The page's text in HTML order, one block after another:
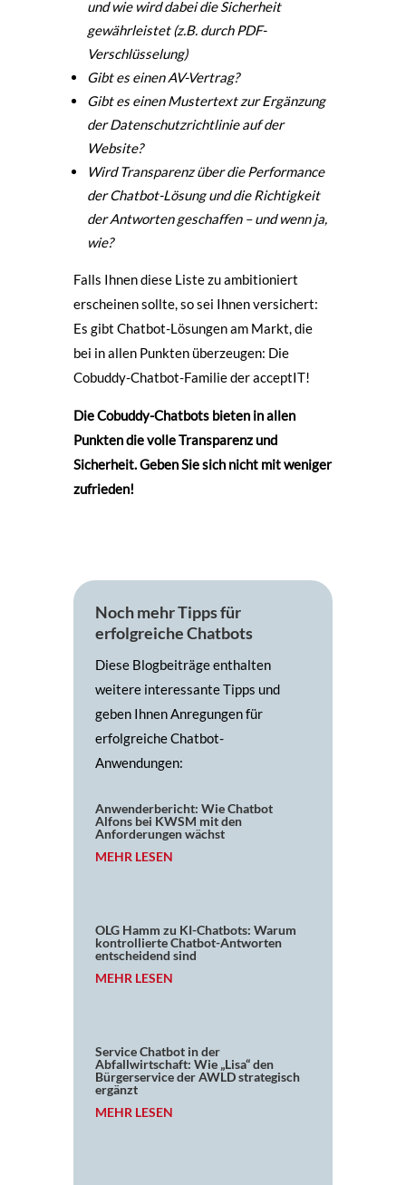
und wie wird dabei die Sicherheit
gewährleistet (z.B. durch PDF-
Verschlüsselung)
Gibt es einen AV-Vertrag?
Gibt es einen Mustertext zur Ergänzung
der Datenschutzrichtlinie auf der
Website?
Wird Transparenz über die Performance
der Chatbot-Lösung und die Richtigkeit
der Antworten geschaffen – und wenn ja,
wie?
Falls Ihnen diese Liste zu ambitioniert
erscheinen sollte, so sei Ihnen versichert:
Es gibt Chatbot-Lösungen am Markt, die
bei in allen Punkten überzeugen: Die
Cobuddy-Chatbot-Familie der acceptIT!
Die Cobuddy-Chatbots bieten in allen
Punkten die volle Transparenz und
Sicherheit. Geben Sie sich nicht mit weniger
zufrieden!
Noch mehr Tipps für
erfolgreiche Chatbots
Diese Blogbeiträge enthalten
weitere interessante Tipps und
geben Ihnen Anregungen für
erfolgreiche Chatbot-
Anwendungen:
Anwenderbericht: Wie Chatbot
Alfons bei KWSM mit den
Anforderungen wächst
MEHR LESEN
OLG Hamm zu KI-Chatbots: Warum
kontrollierte Chatbot-Antworten
entscheidend sind
MEHR LESEN
Service Chatbot in der
Abfallwirtschaft: Wie „Lisa“ den
Bürgerservice der AWLD strategisch
ergänzt
MEHR LESEN